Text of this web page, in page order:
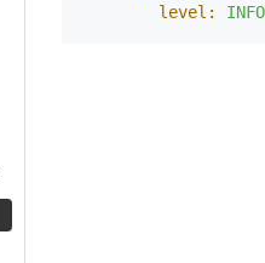
level:
INFO